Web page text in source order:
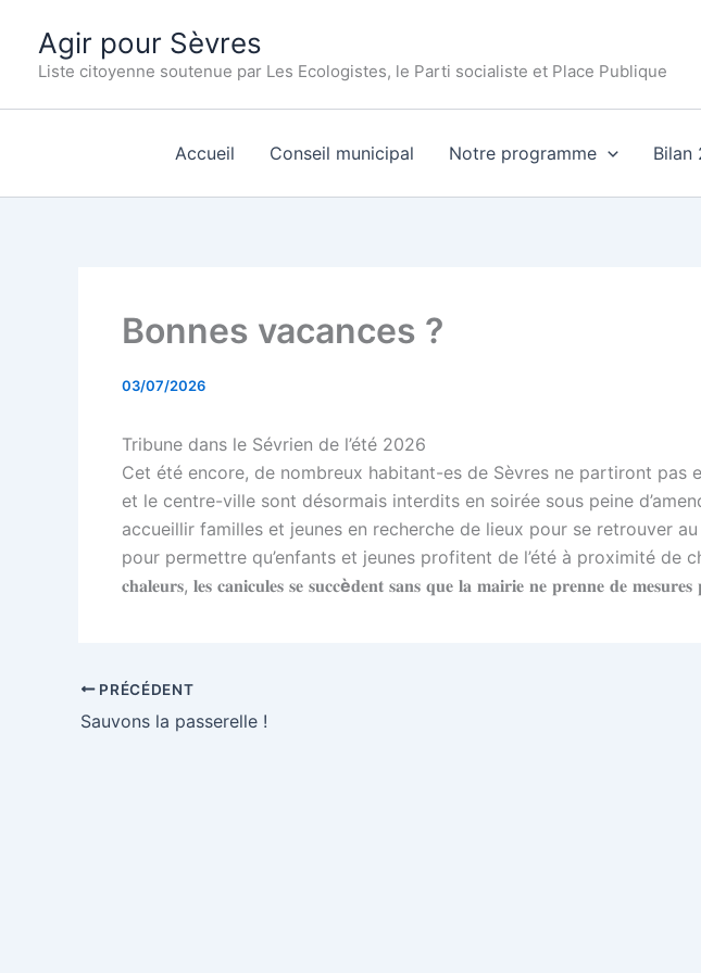
contenu
Agir pour Sèvres
Liste citoyenne soutenue par Les Ecologistes, le Parti socialiste et Place Publique
Accueil Conseil municipal Notre programme Bilan
Bonnes vacances ?
03/07/2026
Tribune dans le Sévrien de l’été 2026
Cet été encore, de nombreux habitant-es de Sèvres ne partiront pas
et le centre-ville sont désormais interdits en soirée sous peine
accueillir familles et jeunes en recherche de lieux pour se retrouver
pour permettre qu’enfants et jeunes profitent de l’été à proximité de chez
𝐜𝐡𝐚𝐥𝐞𝐮𝐫𝐬, 𝐥𝐞𝐬 𝐜𝐚𝐧𝐢𝐜𝐮𝐥𝐞𝐬 𝐬𝐞 𝐬𝐮𝐜𝐜è𝐝𝐞𝐧𝐭 𝐬𝐚𝐧𝐬 𝐪𝐮𝐞 𝐥𝐚 𝐦𝐚𝐢𝐫𝐢𝐞 𝐧𝐞 𝐩𝐫𝐞𝐧𝐧𝐞 𝐝𝐞
PRÉCÉDENT
Sauvons la passerelle !